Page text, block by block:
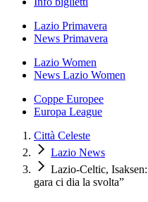
Lazio Primavera
News Primavera
Lazio Women
News Lazio Women
Coppe Europee
Europa League
Città Celeste
Lazio News
Lazio-Celtic,
gara ci dia la svolta”